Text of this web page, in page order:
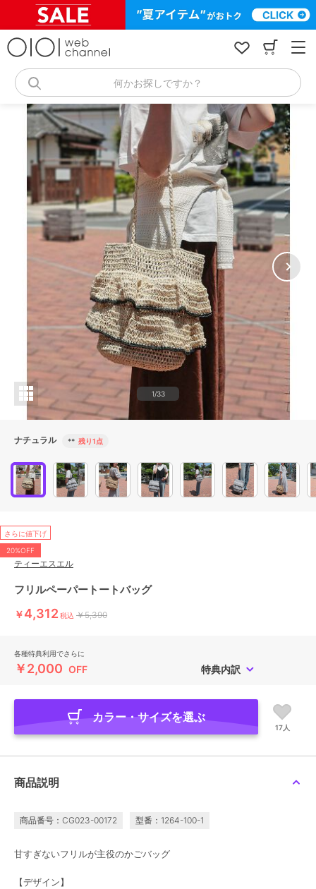
何かお探しですか？
1/33
ナチュラル ** 残り1点
さらに値下げ
20%OFF
ティーエスエル
フリルペーパートートバッグ
￥4,312 税込 ￥5,390
各種特典利用でさらに
￥2,000 OFF 特典内訳
カラー・サイズを選ぶ
17人
商品説明
商品番号：CG023-00172 型番：1264-100-1
甘すぎないフリルが主役のかごバッグ
【デザイン】